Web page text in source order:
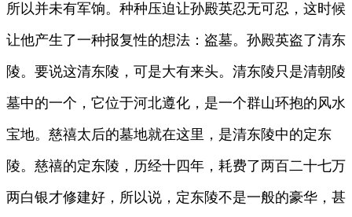
所以并未有军饷。种种压迫让孙殿英忍无可忍，这时候
让他产生了一种报复性的想法：盗墓。孙殿英盗了清东
陵。要说这清东陵，可是大有来头。清东陵只是清朝陵
墓中的一个，它位于河北遵化，是一个群山环抱的风水
宝地。慈禧太后的墓地就在这里，是清东陵中的定东
陵。慈禧的定东陵，历经十四年，耗费了两百二十七万
两白银才修建好，所以说，定东陵不是一般的豪华，甚